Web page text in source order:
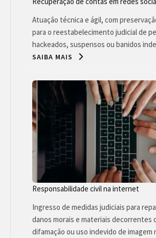
Atuação técnica e ágil, com
para o reestabelecimento judicial de
hackeados, suspensos ou banidos
SAIBA MAIS
Responsabilidade civil na internet
Ingresso de medidas judiciais para
danos morais e materiais decorrentes
difamação ou uso indevido de imagem